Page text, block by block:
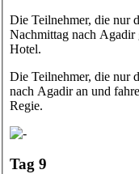
Die Teilnehmer, die nur
Nachmittag nach Agadir
Hotel.
Die Teilnehmer, die nur
nach Agadir an und
Regie.
Tag 9